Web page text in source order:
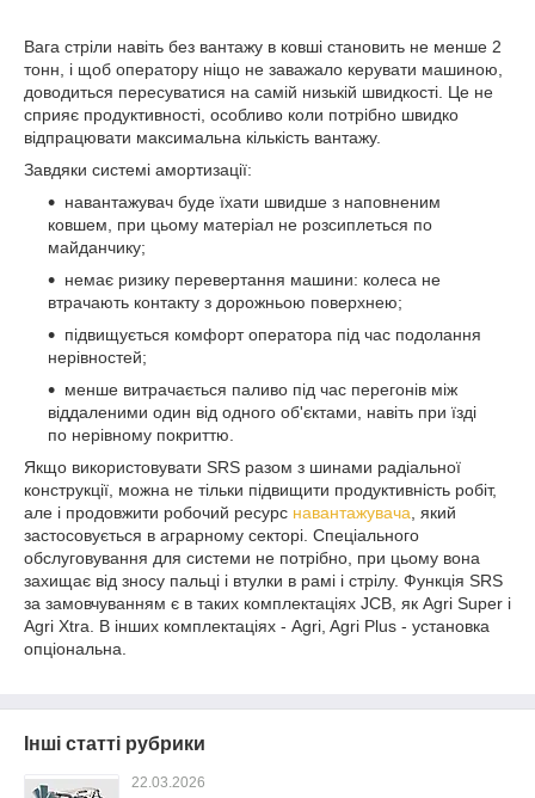
Вага стріли навіть без вантажу в ковші становить не менше 2
тонн, і щоб оператору ніщо не заважало керувати машиною,
доводиться пересуватися на самій низькій швидкості. Це не
сприяє продуктивності, особливо коли потрібно швидко
відпрацювати максимальна кількість вантажу.
Завдяки системі амортизації:
навантажувач буде їхати швидше з наповненим
ковшем, при цьому матеріал не розсиплеться по
майданчику;
немає ризику перевертання машини: колеса не
втрачають контакту з дорожньою поверхнею;
підвищується комфорт оператора під час подолання
нерівностей;
менше витрачається паливо під час перегонів між
віддаленими один від одного об'єктами, навіть при їзді
по нерівному покриттю.
Якщо використовувати SRS разом з шинами радіальної
конструкції, можна не тільки підвищити продуктивність робіт,
але і продовжити робочий ресурс навантажувача , який
застосовується в аграрному секторі. Спеціального
обслуговування для системи не потрібно, при цьому вона
захищає від зносу пальці і втулки в рамі і стрілу. Функція SRS
за замовчуванням є в таких комплектаціях JCB, як Agri Super і
Agri Xtra. В інших комплектаціях - Agri, Agri Plus - установка
опціональна.
Інші статті рубрики
22.03.2026